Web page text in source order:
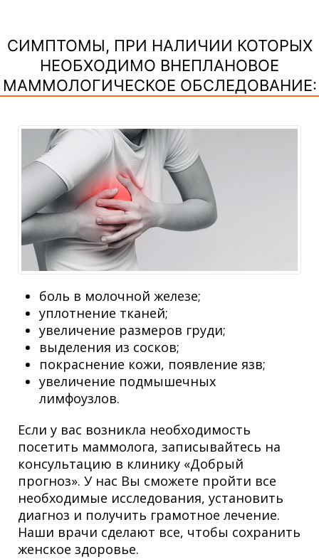
СИМПТОМЫ, ПРИ НАЛИЧИИ КОТОРЫХ
НЕОБХОДИМО ВНЕПЛАНОВОЕ
МАММОЛОГИЧЕСКОЕ ОБСЛЕДОВАНИЕ:
боль в молочной железе;
уплотнение тканей;
увеличение размеров груди;
выделения из сосков;
покраснение кожи, появление язв;
увеличение подмышечных
лимфоузлов.
Если у вас возникла необходимость
посетить маммолога, записывайтесь на
консультацию в клинику «Добрый
прогноз». У нас Вы сможете пройти все
необходимые исследования, установить
диагноз и получить грамотное лечение.
Наши врачи сделают все, чтобы сохранить
женское здоровье.